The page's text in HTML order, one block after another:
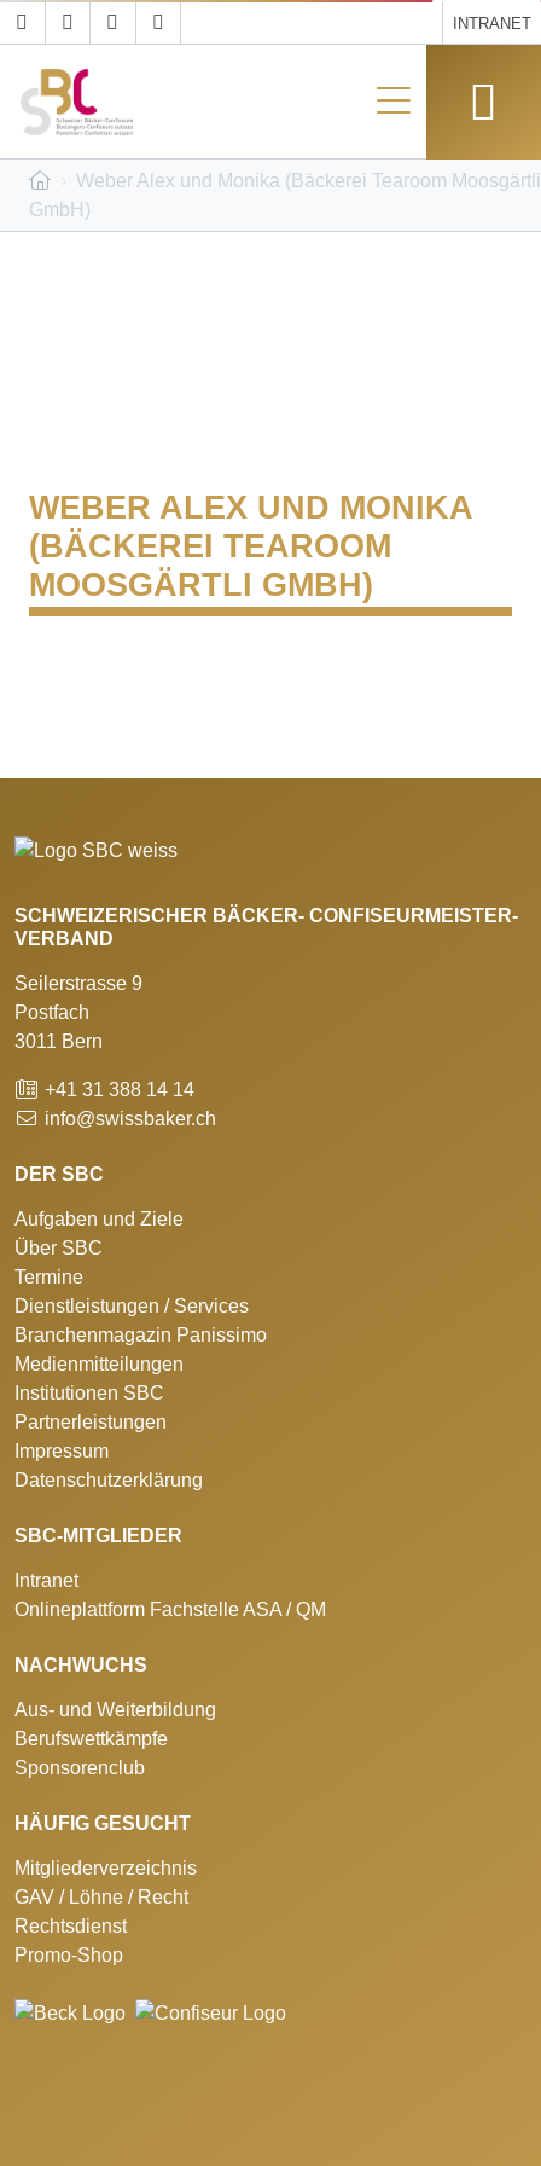
INTRANET
Weber Alex und Monika (Bäckerei Tearoom Moosgärtli
GmbH)
WEBER ALEX UND MONIKA
(BÄCKEREI TEAROOM
MOOSGÄRTLI GMBH)
SCHWEIZERISCHER BÄCKER- CONFISEURMEISTER-
VERBAND
Seilerstrasse 9
Postfach
3011 Bern
+41 31 388 14 14
info@swissbaker.ch
DER SBC
Aufgaben und Ziele
Über SBC
Termine
Dienstleistungen / Services
Branchenmagazin Panissimo
Medienmitteilungen
Institutionen SBC
Partnerleistungen
Impressum
Datenschutzerklärung
SBC-MITGLIEDER
Intranet
Onlineplattform Fachstelle ASA / QM
NACHWUCHS
Aus- und Weiterbildung
Berufswettkämpfe
Sponsorenclub
HÄUFIG GESUCHT
Mitgliederverzeichnis
GAV / Löhne / Recht
Rechtsdienst
Promo-Shop